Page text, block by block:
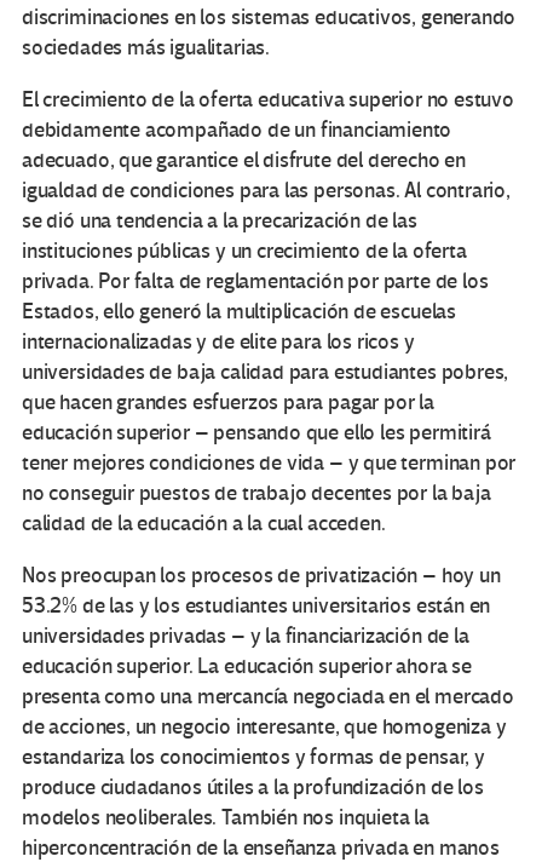
discriminaciones en los sistemas educativos, generando
sociedades más igualitarias.
El crecimiento de la oferta educativa superior no estuvo
debidamente acompañado de un financiamiento
adecuado, que garantice el disfrute del derecho en
igualdad de condiciones para las personas. Al contrario,
se dió una tendencia a la precarización de las
instituciones públicas y un crecimiento de la oferta
privada. Por falta de reglamentación por parte de los
Estados, ello generó la multiplicación de escuelas
internacionalizadas y de elite para los ricos y
universidades de baja calidad para estudiantes pobres,
que hacen grandes esfuerzos para pagar por la
educación superior – pensando que ello les permitirá
tener mejores condiciones de vida – y que terminan por
no conseguir puestos de trabajo decentes por la baja
calidad de la educación a la cual acceden.
Nos preocupan los procesos de privatización – hoy un
53.2% de las y los estudiantes universitarios están en
universidades privadas – y la financiarización de la
educación superior. La educación superior ahora se
presenta como una mercancía negociada en el mercado
de acciones, un negocio interesante, que homogeniza y
estandariza los conocimientos y formas de pensar, y
produce ciudadanos útiles a la profundización de los
modelos neoliberales. También nos inquieta la
hiperconcentración de la enseñanza privada en manos